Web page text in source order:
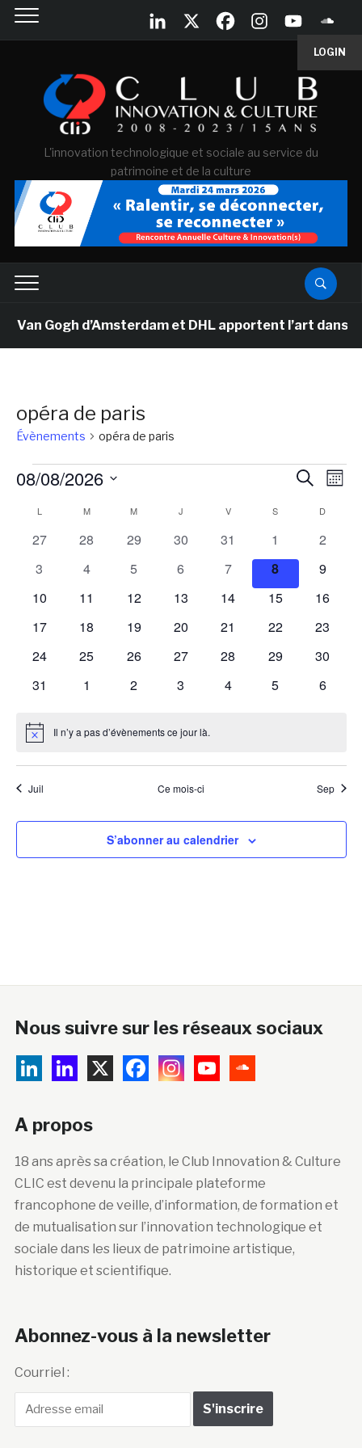
LOGIN
L'innovation technologique et sociale au service du
patrimoine et de la culture
Van Gogh d’Amsterdam et DHL apportent l’art dans
opéra de paris
Évènements opéra de paris
Évènements
de
vues
Mois
08/08/2026
date.
Calendrier
de
Évènements
LLUNDI MMARDI M MERCREDI
J VVENDREDIS D
0
27
0
28
0
29
0
30
0
évènements
31
0
évènements
1
0
2
0
3
0
4
0
5
0
6
0
évènements
7
0
évènements
8
0
9
0
10
0
11
0
12
0
13
0
14
0
15
0
16
0
17
0
18
0
19
0
20
0
21
0
22
0
23
0
24
0
25
0
26
0
27
0
28
0
29
0
30
0
31
0
1
0
2
0
3
0
4
0
5
0
6
Notice Il n’y a pas d’évènements ce jour là.
Juil Ce mois-ci Sep
S’abonner au calendrier
Nous suivre sur les réseaux sociaux
A propos
18 ans après sa création, le Club Innovation & Culture
CLIC est devenu la principale plateforme
francophone de veille, d’information, de formation et
de mutualisation sur l’innovation technologique et
sociale dans les lieux de patrimoine artistique,
historique et scientifique.
Abonnez-vous à la newsletter
Courriel :